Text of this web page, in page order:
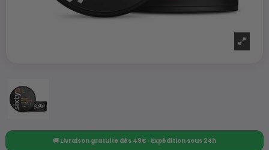
🚚 Livraison gratuite dès 49€ · Expédition sous 24h